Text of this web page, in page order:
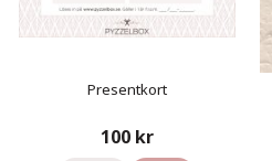
Presentkort
100 kr